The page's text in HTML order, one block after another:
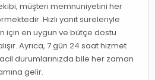
müşteri memnuniyetini her
Hızlı yanıt süreleriyle
için en uygun ve bütçe dostu
Ayrıca, 7 gün 24 saat hizmet
durumlarınızda bile her zaman
gelir.